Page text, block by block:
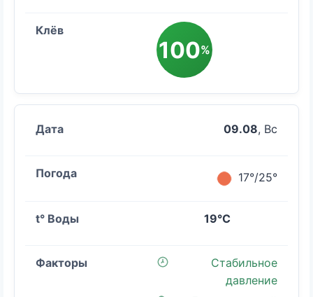
100%
09.08, Вс
17°/25°
19°C
Стабильное
давление